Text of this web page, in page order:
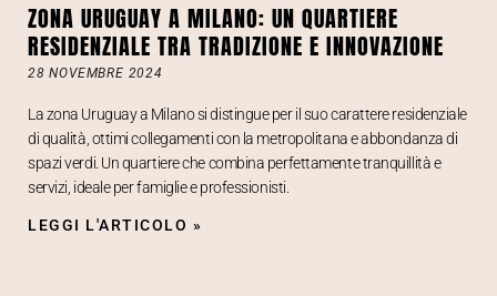
ZONA URUGUAY A MILANO: UN QUARTIERE
RESIDENZIALE TRA TRADIZIONE E INNOVAZIONE
28 NOVEMBRE 2024
La zona Uruguay a Milano si distingue per il suo carattere residenziale
di qualità, ottimi collegamenti con la metropolitana e abbondanza di
spazi verdi. Un quartiere che combina perfettamente tranquillità e
servizi, ideale per famiglie e professionisti.
LEGGI L'ARTICOLO »